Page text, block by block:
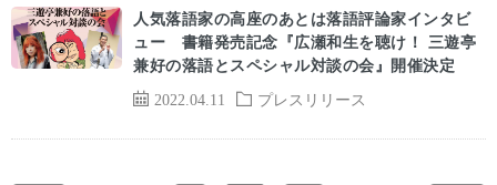
2022.04.11 プレスリリース
人気落語家の高座のあとは落語評論家インタビ
ュー 書籍発売記念『広瀬和生を聴け！ 三遊亭
兼好の落語とスペシャル対談の会』開催決定